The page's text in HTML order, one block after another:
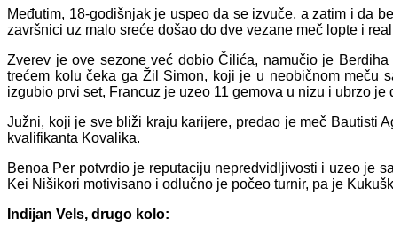
Međutim, 18-godišnjak je uspeo da se izvuče, a zatim i da
završnici uz malo sreće došao do dve vezane meč lopte i
Zverev je ove sezone već dobio Čilića, namučio je
trećem kolu čeka ga Žil Simon, koji je u neobičnom meču
izgubio prvi set, Francuz je uzeo 11 gemova u nizu i ubrzo je
Južni, koji je sve bliži kraju karijere, predao je meč Bautisti
kvalifikanta Kovalika.
Benoa Per potvrdio je reputaciju nepredvidljivosti i uzeo je
Kei Nišikori motivisano i odlučno je počeo turnir, pa je
Indijan Vels, drugo kolo: